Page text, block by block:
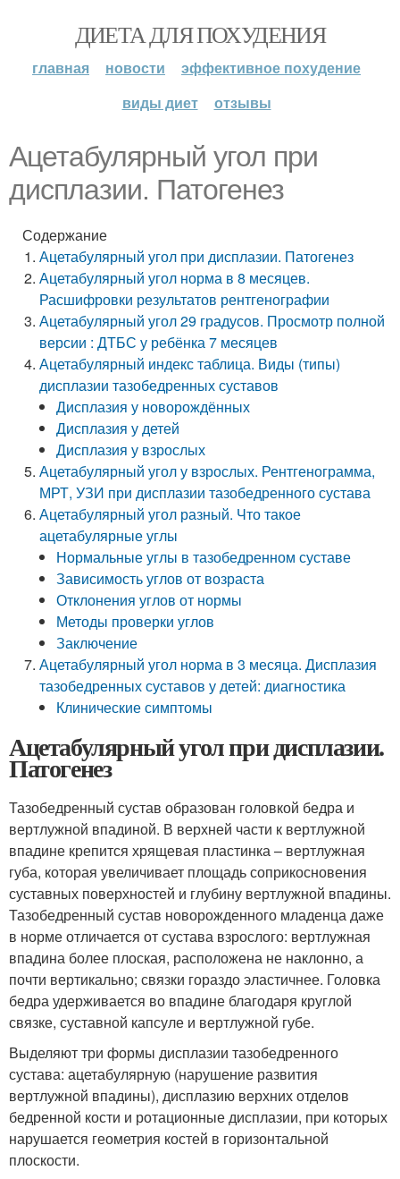
ДИЕТА ДЛЯ ПОХУДЕНИЯ
главная новости
эффективное похудение
виды диет
отзывы
Ацетабулярный угол при
дисплазии. Патогенез
Содержание
Ацетабулярный угол при дисплазии. Патогенез
Ацетабулярный угол норма в 8 месяцев.
Расшифровки результатов рентгенографии
Ацетабулярный угол 29 градусов. Просмотр полной
версии : ДТБС у ребёнка 7 месяцев
Ацетабулярный индекс таблица. Виды (типы)
дисплазии тазобедренных суставов
Дисплазия у новорождённых
Дисплазия у детей
Дисплазия у взрослых
Ацетабулярный угол у взрослых. Рентгенограмма,
МРТ, УЗИ при дисплазии тазобедренного сустава
Ацетабулярный угол разный. Что такое
ацетабулярные углы
Нормальные углы в тазобедренном суставе
Зависимость углов от возраста
Отклонения углов от нормы
Методы проверки углов
Заключение
Ацетабулярный угол норма в 3 месяца. Дисплазия
тазобедренных суставов у детей: диагностика
Клинические симптомы
Ацетабулярный угол при дисплазии.
Патогенез
Тазобедренный сустав образован головкой бедра и
вертлужной впадиной. В верхней части к вертлужной
впадине крепится хрящевая пластинка – вертлужная
губа, которая увеличивает площадь соприкосновения
суставных поверхностей и глубину вертлужной впадины.
Тазобедренный сустав новорожденного младенца даже
в норме отличается от сустава взрослого: вертлужная
впадина более плоская, расположена не наклонно, а
почти вертикально; связки гораздо эластичнее. Головка
бедра удерживается во впадине благодаря круглой
связке, суставной капсуле и вертлужной губе.
Выделяют три формы дисплазии тазобедренного
сустава: ацетабулярную (нарушение развития
вертлужной впадины), дисплазию верхних отделов
бедренной кости и ротационные дисплазии, при которых
нарушается геометрия костей в горизонтальной
плоскости.